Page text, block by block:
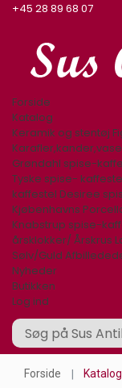
+45 28 89 68 07
Forside
Katalog
Keramik og stentøj
Grøndahl spise-
Tyske spise-
kaffestel Desiree
Kjøbenhavns
Knabstrup spise-
årsklokker/ Årskrus
Sølv/Guld
Nyheder
Butikken
Log ind
Forside Katalog